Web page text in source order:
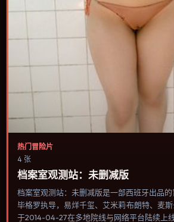
热门冒险片
4 张
档案室观测站：未删减版
档案室观测站：未删减版是一部西班牙出品的
毕格罗执导，易烊千玺、艾米莉·布朗特、麦
于2014-04-27在多地院线与网络平台陆续上